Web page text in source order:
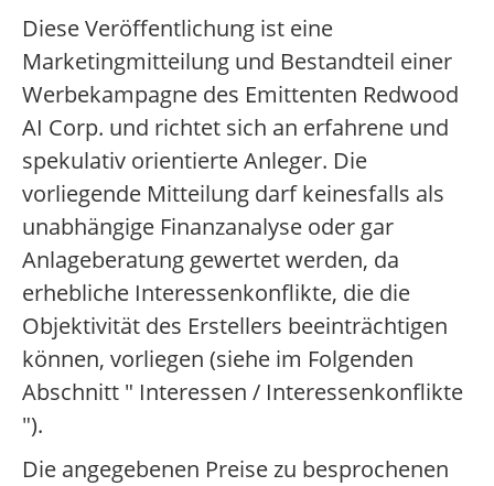
Diese Veröffentlichung ist eine
Marketingmitteilung und Bestandteil einer
Werbekampagne des Emittenten Redwood
AI Corp. und richtet sich an erfahrene und
spekulativ orientierte Anleger. Die
vorliegende Mitteilung darf keinesfalls als
unabhängige Finanzanalyse oder gar
Anlageberatung gewertet werden, da
erhebliche Interessenkonflikte, die die
Objektivität des Erstellers beeinträchtigen
können, vorliegen (siehe im Folgenden
Abschnitt " Interessen / Interessenkonflikte
").
Die angegebenen Preise zu besprochenen